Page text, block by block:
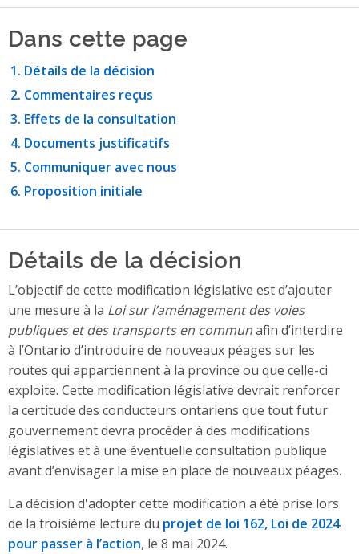
Dans cette page
Détails de la décision
Commentaires reçus
Effets de la consultation
Documents justificatifs
Communiquer avec nous
Proposition initiale
Détails de la décision
L’objectif de cette modification législative est d’ajouter
une mesure à la Loi sur l’aménagement des voies
publiques et des transports en communafin d’interdire
à l’Ontario d’introduire de nouveaux péages sur les
routes qui appartiennent à la province ou que celle-ci
exploite. Cette modification législative devrait renforcer
la certitude des conducteurs ontariens que tout futur
gouvernement devra procéder à des modifications
législatives et à une éventuelle consultation publique
avant d’envisager la mise en place de nouveaux péages.
La décision d'adopter cette modification a été prise lors
de la troisième lecture du projet de loi 162, Loi de 2024
pour passer à l’action, le 8 mai 2024.